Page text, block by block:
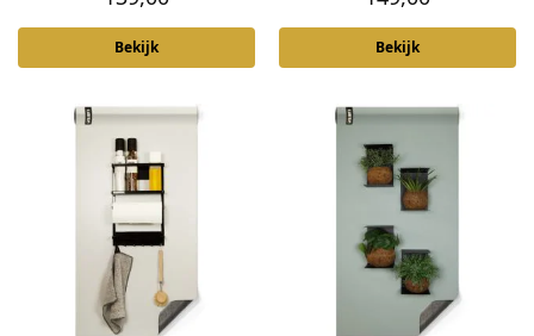
Bekijk Bekijk